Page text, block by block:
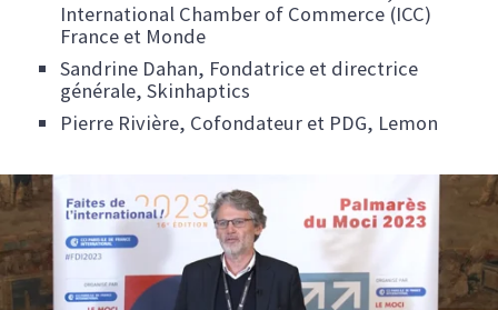
International Chamber of Commerce (ICC)
France et Monde
Sandrine Dahan, Fondatrice et directrice
générale, Skinhaptics
Pierre Rivière, Cofondateur et PDG, Lemon